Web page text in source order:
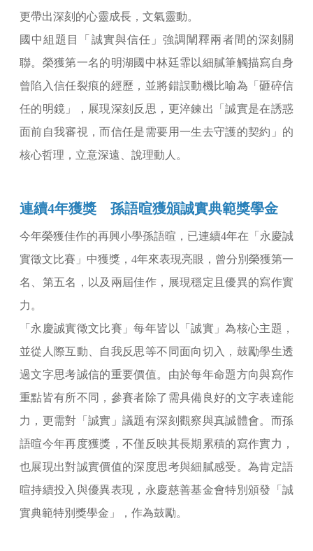
更帶出深刻的心靈成長，文氣靈動。
國中組題目「誠實與信任」強調闡釋兩者間的深刻關
聯。榮獲第一名的明湖國中林廷霏以細膩筆觸描寫自身
曾陷入信任裂痕的經歷，並將錯誤動機比喻為「砸碎信
任的明鏡」，展現深刻反思，更淬鍊出「誠實是在誘惑
面前自我審視，而信任是需要用一生去守護的契約」的
核心哲理，立意深遠、說理動人。
連續4年獲獎 孫語暄獲頒誠實典範獎學金
今年榮獲佳作的再興小學孫語暄，已連續4年在「永慶誠
實徵文比賽」中獲獎，4年來表現亮眼，曾分別榮獲第一
名、第五名，以及兩屆佳作，展現穩定且優異的寫作實
力。
「永慶誠實徵文比賽」每年皆以「誠實」為核心主題，
並從人際互動、自我反思等不同面向切入，鼓勵學生透
過文字思考誠信的重要價值。由於每年命題方向與寫作
重點皆有所不同，參賽者除了需具備良好的文字表達能
力，更需對「誠實」議題有深刻觀察與真誠體會。而孫
語暄今年再度獲獎，不僅反映其長期累積的寫作實力，
也展現出對誠實價值的深度思考與細膩感受。為肯定語
暄持續投入與優異表現，永慶慈善基金會特別頒發「誠
實典範特別獎學金」，作為鼓勵。